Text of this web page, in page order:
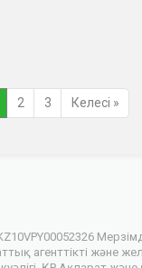
2 3 Келесі »
агенттікті және